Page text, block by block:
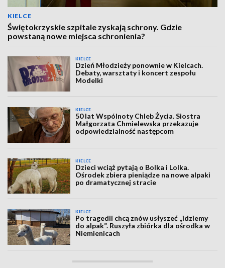
KIELCE
Świętokrzyskie szpitale zyskają schrony. Gdzie
powstaną nowe miejsca schronienia?
KIELCE
Dzień Młodzieży ponownie w Kielcach.
Debaty, warsztaty i koncert zespołu
Modelki
KIELCE
50 lat Wspólnoty Chleb Życia. Siostra
Małgorzata Chmielewska przekazuje
odpowiedzialność następcom
KIELCE
Dzieci wciąż pytają o Bolka i Lolka.
Ośrodek zbiera pieniądze na nowe alpaki
po dramatycznej stracie
KIELCE
Po tragedii chcą znów usłyszeć „idziemy
do alpak”. Ruszyła zbiórka dla ośrodka w
Niemienicach